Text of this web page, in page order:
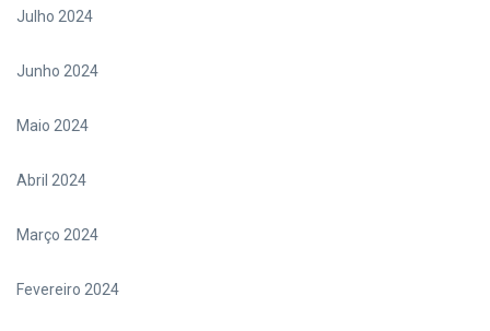
Julho 2024
Junho 2024
Maio 2024
Abril 2024
Março 2024
Fevereiro 2024